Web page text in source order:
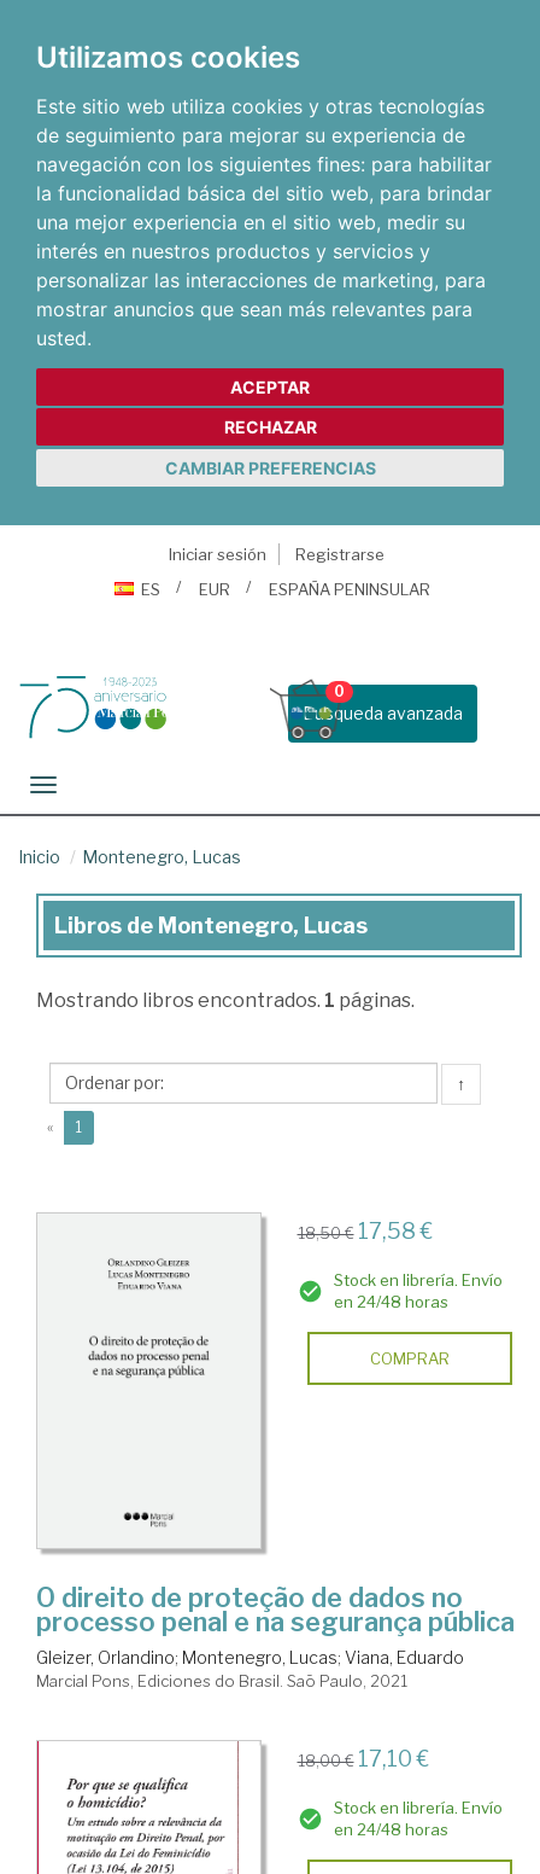
Utilizamos cookies
Este sitio web utiliza cookies y otras tecnologías
de seguimiento para mejorar su experiencia de
navegación con los siguientes fines: para habilitar
la funcionalidad básica del sitio web, para brindar
una mejor experiencia en el sitio web, medir su
interés en nuestros productos y servicios y
personalizar las interacciones de marketing, para
mostrar anuncios que sean más relevantes para
usted.
ACEPTAR
RECHAZAR
CAMBIAR PREFERENCIAS
Iniciar sesión
Registrarse
ES
EUR ESPAÑA PENINSULAR
Busqueda avanzada
0
Toggle navigation
Inicio Montenegro, Lucas
Libros
Montenegro,
Libros de Montenegro, Lucas
Mostrando libros encontrados. 1 páginas.
↑
« 1
18,50 € 17,58 €
Stock en librería. Envío
en 24/48 horas
COMPRAR
O direito de proteção de dados no
processo penal e na segurança pública
Gleizer, Orlandino; Montenegro, Lucas; Viana, Eduardo
Marcial Pons, Ediciones do Brasil. Saõ Paulo, 2021
18,00 € 17,10 €
Stock en librería. Envío
en 24/48 horas